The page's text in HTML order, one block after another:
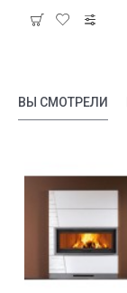
ВЫ СМОТРЕЛИ